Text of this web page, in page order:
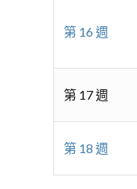
第 16 週
第 17 週
第 18 週